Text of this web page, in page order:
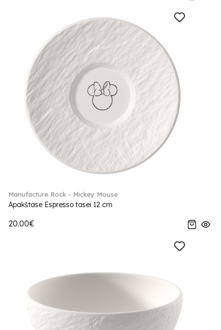
Manufacture Rock - Mickey Mouse
Apakštase Espresso tasei 12 cm
20.00€